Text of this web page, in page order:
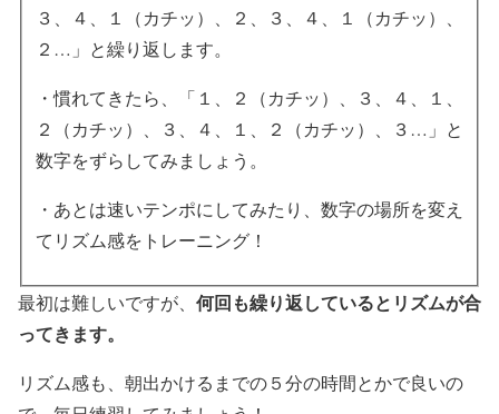
３、４、１（カチッ）、２、３、４、１（カチッ）、
２…」と繰り返します。
・慣れてきたら、「１、２（カチッ）、３、４、１、
２（カチッ）、３、４、１、２（カチッ）、３…」と
数字をずらしてみましょう。
・あとは速いテンポにしてみたり、数字の場所を変え
てリズム感をトレーニング！
最初は難しいですが、 何回も繰り返しているとリズムが合
ってきます。
リズム感も、朝出かけるまでの５分の時間とかで良いの